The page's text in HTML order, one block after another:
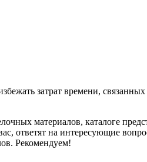
затрат времени, связанных
материалов, каталоге
ответят на интересующие
Рекомендуем!